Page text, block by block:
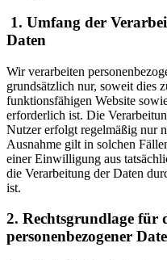
1. Umfang der
Daten
Wir verarbeiten
grundsätzlich nur, soweit dies
funktionsfähigen Website
erforderlich ist. Die
Nutzer erfolgt regelmäßig nur
Ausnahme gilt in solchen
einer Einwilligung aus
die Verarbeitung der Daten
ist.
2. Rechtsgrundlage für
personenbezogener